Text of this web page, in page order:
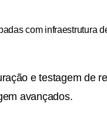
com infraestrutura
e testagem de
avançados.